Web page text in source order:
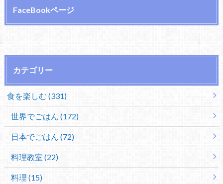
FaceBookページ
カテゴリー
食を楽しむ (331)
世界でごはん (172)
日本でごはん (72)
料理教室 (22)
料理 (15)